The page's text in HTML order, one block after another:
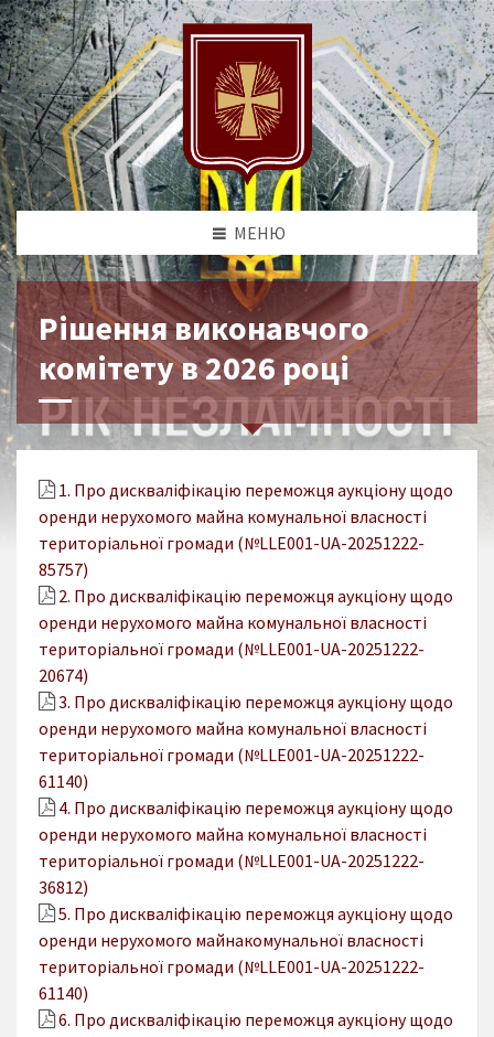
МЕНЮ
Рішення виконавчого
комітету в 2026 році
1. Про дискваліфікацію переможця аукціону щодо
оренди нерухомого майна комунальної власності
територіальної громади (№LLE001-UA-20251222-
85757)
2. Про дискваліфікацію переможця аукціону щодо
оренди нерухомого майна комунальної власності
територіальної громади (№LLE001-UA-20251222-
20674)
3. Про дискваліфікацію переможця аукціону щодо
оренди нерухомого майна комунальної власності
територіальної громади (№LLE001-UA-20251222-
61140)
4. Про дискваліфікацію переможця аукціону щодо
оренди нерухомого майна комунальної власності
територіальної громади (№LLE001-UA-20251222-
36812)
5. Про дискваліфікацію переможця аукціону щодо
оренди нерухомого майнакомунальної власності
територіальної громади (№LLE001-UA-20251222-
61140)
6. Про дискваліфікацію переможця аукціону щодо